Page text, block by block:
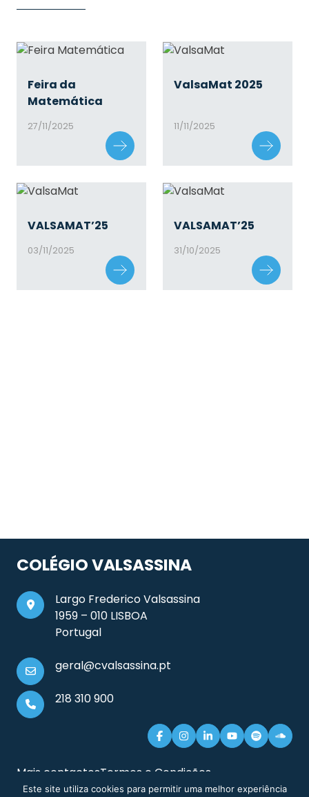
Feira da
Matemática
27/11/2025
ValsaMat 2025
11/11/2025
VALSAMAT’25
03/11/2025
VALSAMAT’25
31/10/2025
COLÉGIO VALSASSINA
Largo Frederico Valsassina
1959 – 010 LISBOA
Portugal
geral@cvalsassina.pt
218 310 900
Mais contactosTermos e Condições
Documentos e Informação LegalSitemap
Este site utiliza cookies para permitir uma melhor experiência